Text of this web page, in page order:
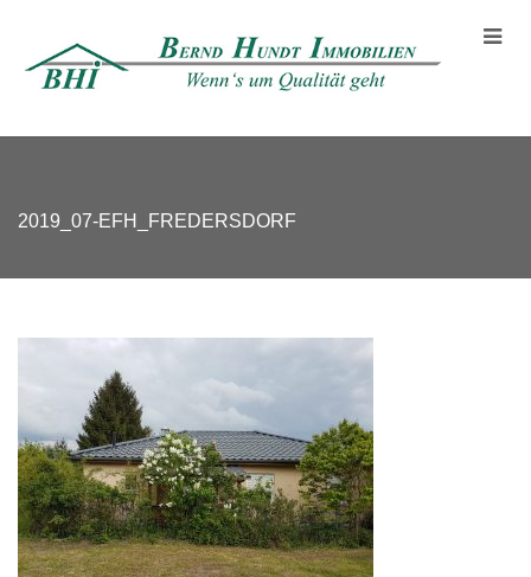
2019_07-EFH_FREDERSDORF